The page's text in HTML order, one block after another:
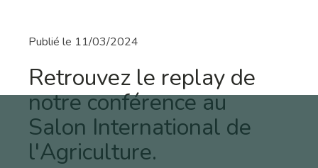
Publié le 11/03/2024
Retrouvez le replay de
notre conférence au
Salon International de
l'Agriculture.